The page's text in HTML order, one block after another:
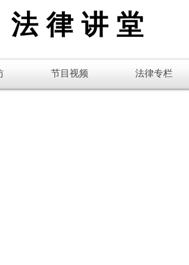
​法律讲堂
节目视频 法律专栏